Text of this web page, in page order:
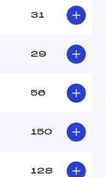
31
29
56
150
128